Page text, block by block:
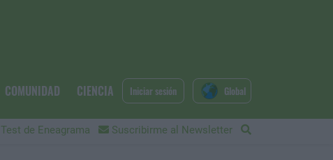
COMUNIDAD CIENCIA
Test de Eneagrama Suscribirme al Newsletter
Iniciar sesión Global